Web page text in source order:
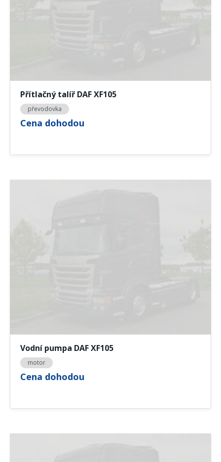
Přítlačný talíř DAF XF105
převodovka
Cena dohodou
Vodní pumpa DAF XF105
motor
Cena dohodou